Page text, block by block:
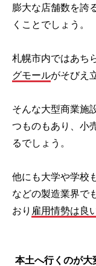
膨大な店舗数を誇
くことでしょう。
札幌市内ではあち
グモールがそびえ
そんな大型商業施
つものもあり、小
るでしょう。
他にも大学や学校
などの製造業界で
おり 雇用情勢は良
本土へ行くのが大